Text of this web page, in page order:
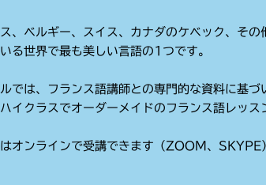
、ベルギー、スイス、カナダのケベック、その
る世界で最も美しい言語の1つです。
では、フランス語講師との専門的な資料に基づ
イクラスでオーダーメイドのフランス語レッス
はオンラインで受講できます（ZOOM、SKYPE